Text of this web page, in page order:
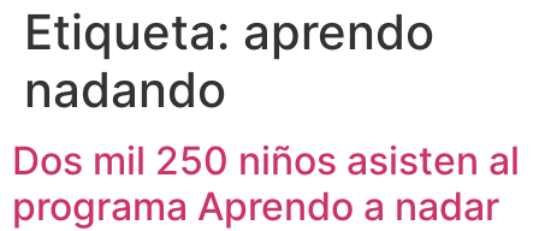
Etiqueta: aprendo
nadando
Dos mil 250 niños asisten al
programa Aprendo a nadar